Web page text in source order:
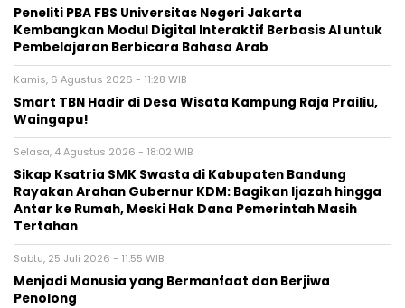
Peneliti PBA FBS Universitas Negeri Jakarta
Kembangkan Modul Digital Interaktif Berbasis AI untuk
Pembelajaran Berbicara Bahasa Arab
Kamis, 6 Agustus 2026 - 11:28 WIB
Smart TBN Hadir di Desa Wisata Kampung Raja Prailiu,
Waingapu!
Selasa, 4 Agustus 2026 - 18:02 WIB
Sikap Ksatria SMK Swasta di Kabupaten Bandung
Rayakan Arahan Gubernur KDM: Bagikan Ijazah hingga
Antar ke Rumah, Meski Hak Dana Pemerintah Masih
Tertahan
Sabtu, 25 Juli 2026 - 11:55 WIB
Menjadi Manusia yang Bermanfaat dan Berjiwa
Penolong